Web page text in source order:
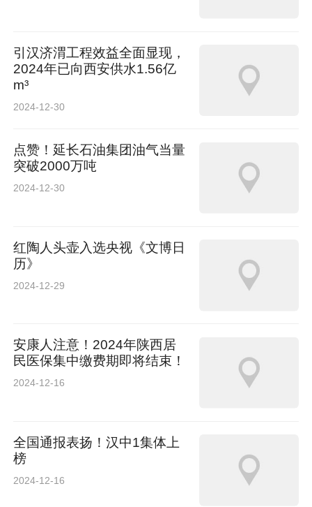
引汉济渭工程效益全面显现，
2024年已向西安供水1.56亿
m³
2024-12-30
点赞！延长石油集团油气当量
突破2000万吨
2024-12-30
红陶人头壶入选央视《文博日
历》
2024-12-29
安康人注意！2024年陕西居
民医保集中缴费期即将结束！
2024-12-16
全国通报表扬！汉中1集体上
榜
2024-12-16